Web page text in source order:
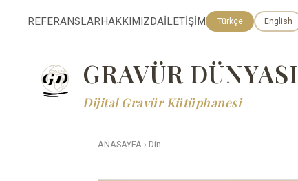
REFERANSLARHAKKIMIZDAİLETİŞİM Türkçe English
GRAVÜR DÜNYASI
Dijital Gravür Kütüphanesi
ANASAYFA › Din